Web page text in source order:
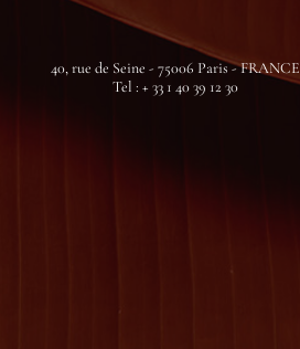
40, rue de Seine - 75006 Paris - FRANCE
Tel : + 33 1 40 39 12 30